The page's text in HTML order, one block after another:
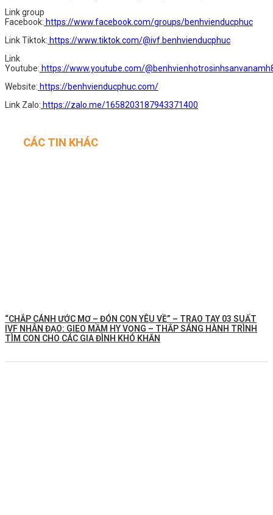
️Link group
Facebook: https://www.facebook.com/groups/benhvienducphuc
Link Tiktok: https://www.tiktok.com/@ivf.benhvienducphuc
Link
Youtube: https://www.youtube.com/
Website: https://benhvienducphuc.com/
Link Zalo: https://zalo.me/1658203187943371400
CÁC TIN KHÁC
“CHẮP CÁNH ƯỚC MƠ – ĐÓN CON YÊU VỀ” – TRAO TAY 03 SUẤT
IVF NHÂN ĐẠO: GIEO MẦM HY VỌNG – THẮP SÁNG HÀNH TRÌNH
TÌM CON CHO CÁC GIA ĐÌNH KHÓ KHĂN